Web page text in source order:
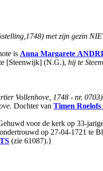
met zijn gezin
is Anna Margarete
[Steenwijk] (N.G.), hij te
Vollenhove, 1748 - nr.
Dochter van Timen Roelofs
voor de kerk op 33-
op 27-04-1721 te
(zie 61087).}